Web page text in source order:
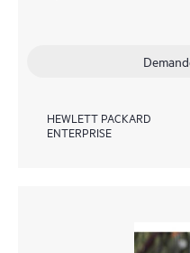
HEWLETT PACKARD
ENTERPRISE